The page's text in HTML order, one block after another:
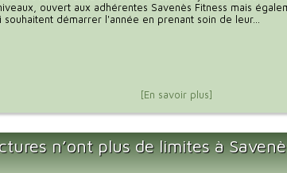
ouvert aux adhérentes Savenès Fitness mais
démarrer l'année en prenant soin de leur...
[En savoir plus]
n’ont plus de limites à